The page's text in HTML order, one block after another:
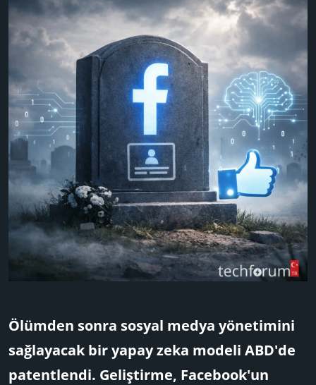
Ölümden sonra sosyal medya yönetimini
sağlayacak bir yapay zeka modeli ABD'de
patentlendi. Geliştirme, Facebook'un